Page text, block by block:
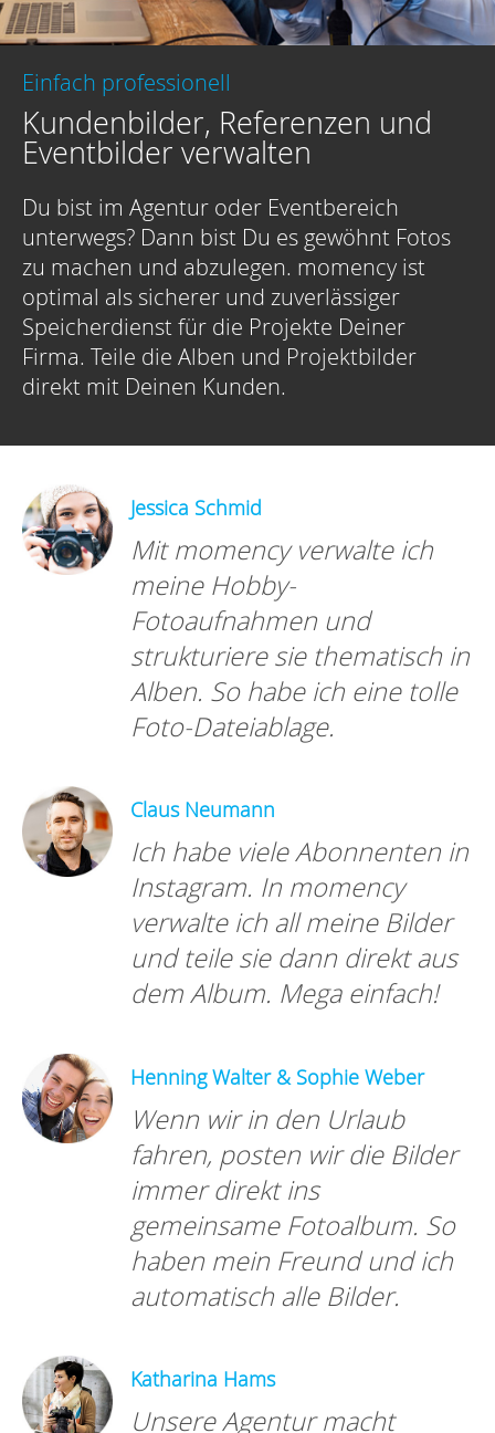
Einfach professionell
Kundenbilder, Referenzen und
Eventbilder verwalten
Du bist im Agentur oder Eventbereich
unterwegs? Dann bist Du es gewöhnt Fotos
zu machen und abzulegen. momency ist
optimal als sicherer und zuverlässiger
Speicherdienst für die Projekte Deiner
Firma. Teile die Alben und Projektbilder
direkt mit Deinen Kunden.
Jessica Schmid
Mit momency verwalte ich
meine Hobby-
Fotoaufnahmen und
strukturiere sie thematisch in
Alben. So habe ich eine tolle
Foto-Dateiablage.
Claus Neumann
Ich habe viele Abonnenten in
Instagram. In momency
verwalte ich all meine Bilder
und teile sie dann direkt aus
dem Album. Mega einfach!
Henning Walter & Sophie Weber
Wenn wir in den Urlaub
fahren, posten wir die Bilder
immer direkt ins
gemeinsame Fotoalbum. So
haben mein Freund und ich
automatisch alle Bilder.
Katharina Hams
Unsere Agentur macht